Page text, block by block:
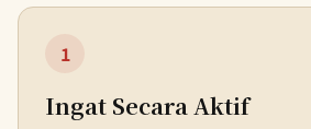
1
Ingat Secara Aktif